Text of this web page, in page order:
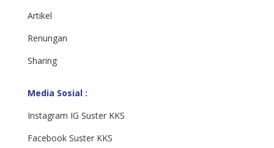
Artikel
Renungan
Sharing
Media Sosial :
Instagram IG Suster KKS
Facebook Suster KKS